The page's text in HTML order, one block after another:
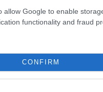
allow Google to enable
functionality and fraud
CONFIRM